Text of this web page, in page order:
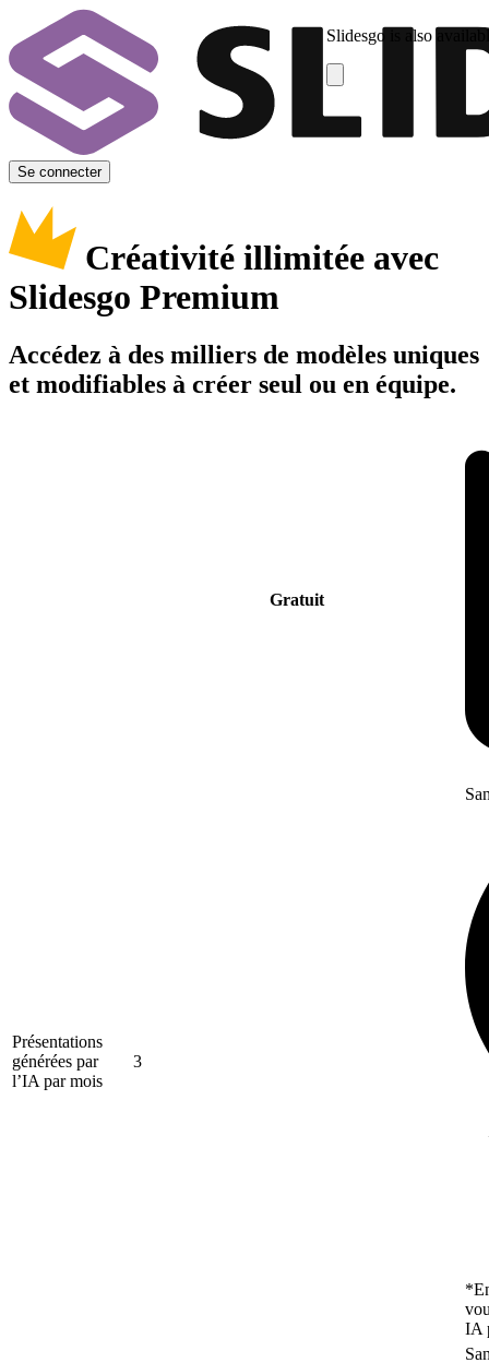
Slidesgo is also
Se connecter
Créativité illimitée avec
Slidesgo Premium
Accédez à des milliers de modèles uniques
et modifiables à créer seul ou en équipe.
Gratuit
Présentations
générées par
l’IA par mois
3
IA